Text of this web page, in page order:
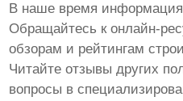
В наше время
Обращайтесь к онлайн-
обзорам и рейтингам
Читайте отзывы других
вопросы в